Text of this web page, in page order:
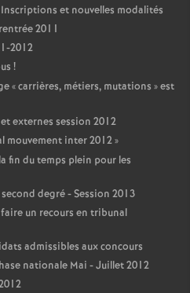
et nouvelles modalités
2011
2012
!
«carrières, métiers, mutations » est
externes session 2012
mouvement inter 2012»
fin du temps plein pour les
degré - Session 2013
faire un recours en tribunal
admissibles aux concours
nationale Mai - Juillet 2012